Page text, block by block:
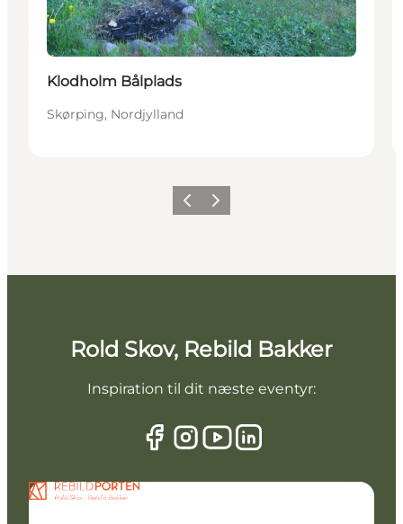
Klodholm Bålplads
Skørping, Nordjylland
Forrige billede
Næste billede
Rold Skov, Rebild Bakker
Inspiration til dit næste eventyr: